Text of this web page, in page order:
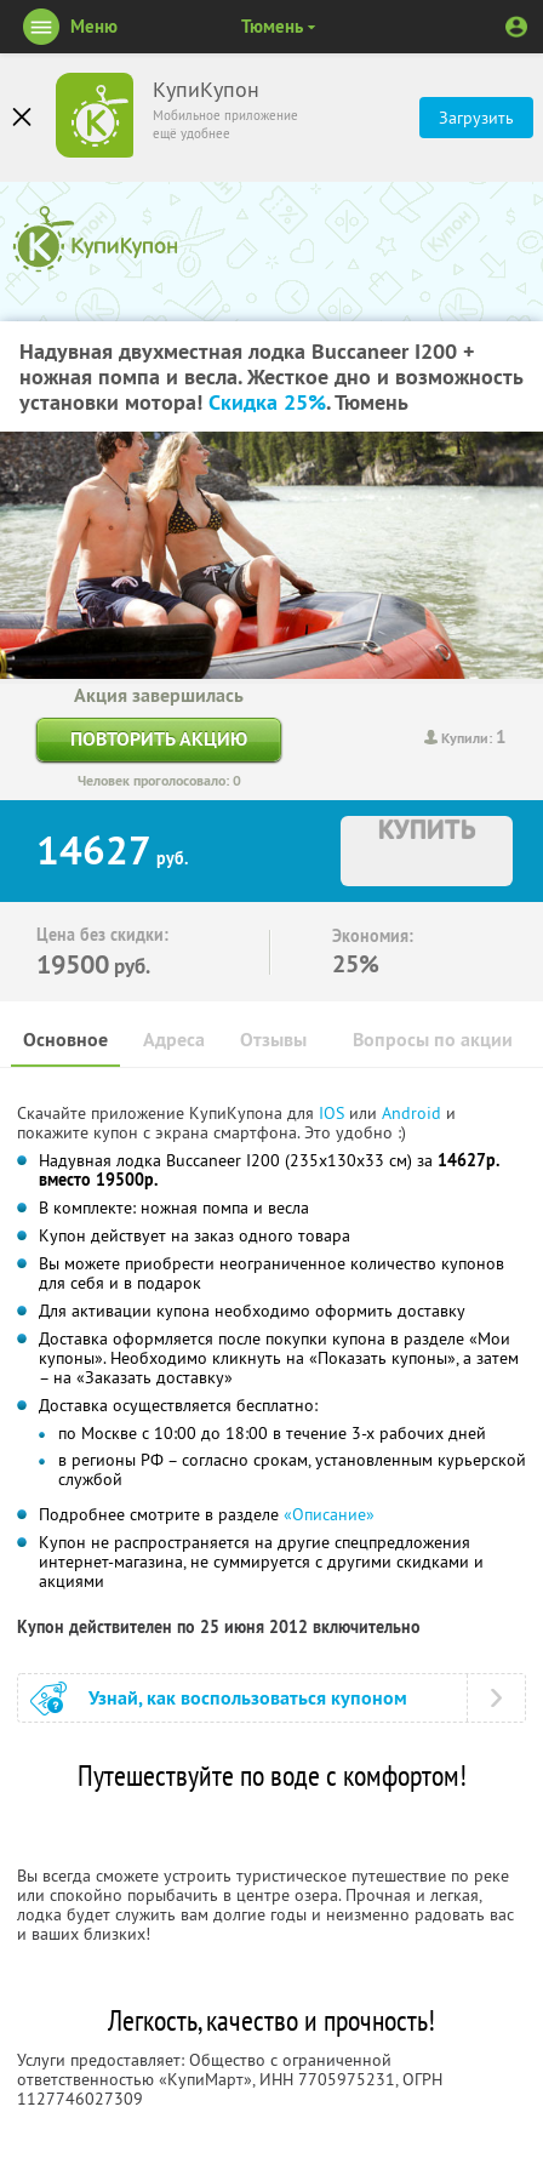
КупиКупон
Мобильное приложение
ещё удобнее
Загрузить
Меню Тюмень
Надувная двухместная лодка Buccaneer I200 +
ножная помпа и весла. Жесткое дно и возможность
установки мотора! Скидка 25%. Тюмень
Купили: 1
Акция завершилась
ПОВТОРИТЬ АКЦИЮ
Человек проголосовало: 0
14627 руб.
КУПИТЬ
Цена без скидки:
19500 руб.
Экономия:
25%
Основное Отзывы Вопросы по акции
Адреса
Скачайте приложение КупиКупона для IOS или Android и
покажите купон с экрана смартфона. Это удобно :)
Надувная лодка Buccaneer I200 (235х130х33 см) за 14627р.
вместо 19500р.
В комплекте: ножная помпа и весла
Купон действует на заказ одного товара
Вы можете приобрести неограниченное количество купонов
для себя и в подарок
Для активации купона необходимо оформить доставку
Доставка оформляется после покупки купона в разделе «Мои
купоны». Необходимо кликнуть на «Показать купоны», а затем
– на «Заказать доставку»
Доставка осуществляется бесплатно:
по Москве с 10:00 до 18:00 в течение 3-х рабочих дней
в регионы РФ – согласно срокам, установленным курьерской
службой
Подробнее смотрите в разделе «Описание»
Купон не распространяется на другие спецпредложения
интернет-магазина, не суммируется с другими скидками и
акциями
Купон действителен по 25 июня 2012 включительно
Узнай, как воспользоваться купоном
Путешествуйте по воде с комфортом!
Вы всегда сможете устроить туристическое путешествие по реке
или спокойно порыбачить в центре озера. Прочная и легкая,
лодка будет служить вам долгие годы и неизменно радовать вас
и ваших близких!
Легкость, качество и прочность!
Услуги предоставляет: Общество с ограниченной
ответственностью «КупиМарт», ИНН 7705975231, ОГРН
1127746027309